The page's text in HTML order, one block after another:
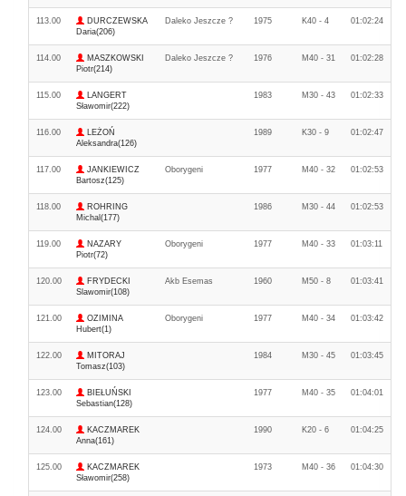
113.00
DURCZEWSKA
Daria(206)
Daleko Jeszcze ? 1975 K40 - 4 01:02:24
114.00
MASZKOWSKI
Piotr(214)
Daleko Jeszcze ? 1976 M40 - 31 01:02:28
115.00
LANGERT
Sławomir(222)
1983 M30 - 43 01:02:33
116.00
LEŻOŃ
Aleksandra(126)
1989 K30 - 9 01:02:47
117.00
JANKIEWICZ
Bartosz(125)
Oborygeni 1977 M40 - 32 01:02:53
118.00
ROHRING
Michal(177)
1986 M30 - 44 01:02:53
119.00
NAZARY
Piotr(72)
Oborygeni 1977 M40 - 33 01:03:11
120.00
FRYDECKI
Slawomir(108)
Akb Esemas 1960 M50 - 8 01:03:41
121.00
OZIMINA
Hubert(1)
Oborygeni 1977 M40 - 34 01:03:42
122.00
MITORAJ
Tomasz(103)
1984 M30 - 45 01:03:45
123.00
BIEŁUŃSKI
Sebastian(128)
1977 M40 - 35 01:04:01
124.00
KACZMAREK
Anna(161)
1990 K20 - 6 01:04:25
125.00
KACZMAREK
Sławomir(258)
1973 M40 - 36 01:04:30